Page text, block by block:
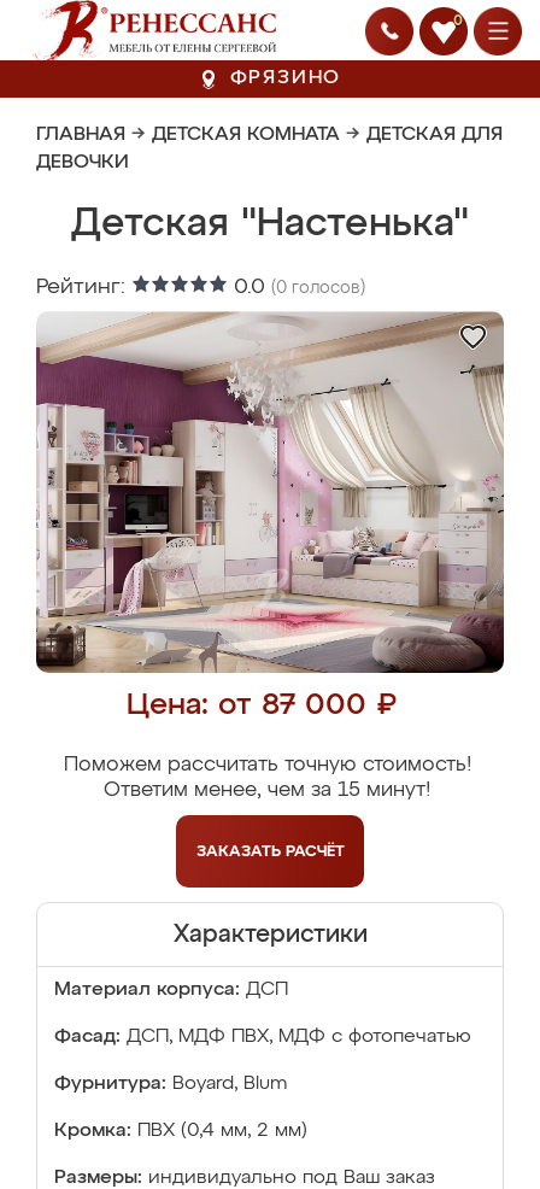
0
ФРЯЗИНО
ГЛАВНАЯ → ДЕТСКАЯ КОМНАТА → ДЕТСКАЯ ДЛЯ
ДЕВОЧКИ
Детская "Настенька"
Рейтинг: 0.0 (0 голосов)
Цена: от 87 000 ₽
Поможем рассчитать точную стоимость!
Ответим менее, чем за 15 минут!
ЗАКАЗАТЬ РАСЧЁТ
Характеристики
Материал корпуса: ДСП
Фасад: ДСП, МДФ ПВХ, МДФ с фотопечатью
Фурнитура: Boyard, Blum
Кромка: ПВХ (0,4 мм, 2 мм)
Размеры: индивидуально под Ваш заказ